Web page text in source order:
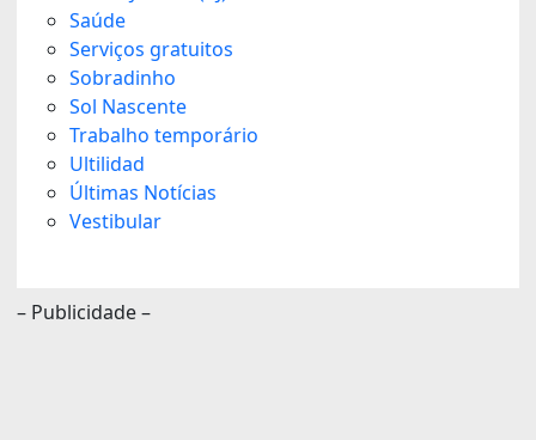
Saúde
Serviços gratuitos
Sobradinho
Sol Nascente
Trabalho temporário
Ultilidad
Últimas Notícias
Vestibular
– Publicidade –